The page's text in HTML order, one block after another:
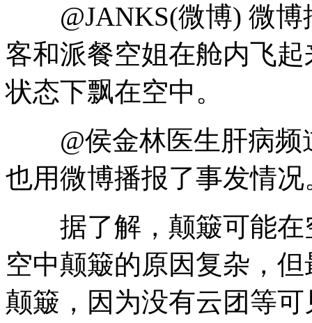
@JANKS(微博) 微博
客和派餐空姐在舱内飞
状态下飘在空中。
@侯金林医生肝病频
也用微博播报了事发情况
据了解，颠簸可能在
空中颠簸的原因复杂，
颠簸，因为没有云团等